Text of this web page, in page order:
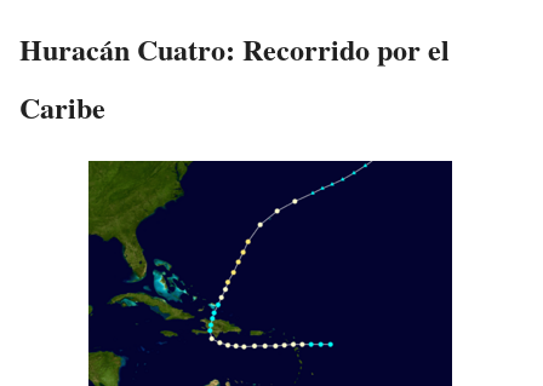
Huracán Cuatro: Recorrido por el
Caribe